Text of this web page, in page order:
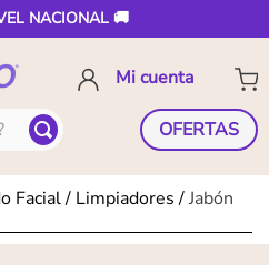
NACIONAL 🚚
OFERTAS
Facial Limpiadores
Jabón